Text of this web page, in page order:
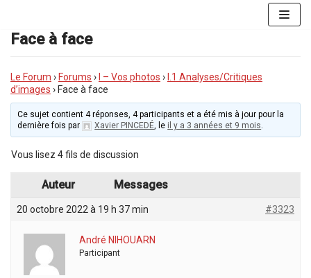
au
contenu
Face à face
Le Forum › Forums › I – Vos photos ›
I.1 Analyses/Critiques
d’images › Face à face
Ce sujet contient 4 réponses, 4 participants et a été mis à jour pour la
dernière fois par
Xavier PINCEDÉ, le il y a 3 années et 9 mois.
Vous lisez 4 fils de discussion
Auteur Messages
20 octobre 2022 à 19 h 37 min #3323
André NIHOUARN
Participant